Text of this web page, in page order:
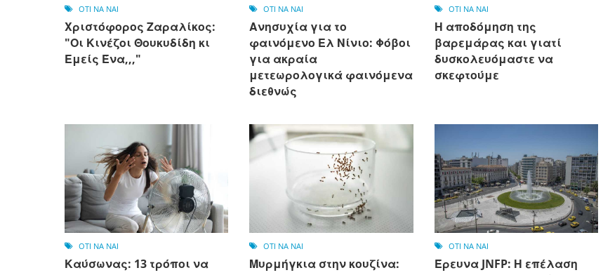
OTI NA NAI
Χριστόφορος Ζαραλίκος:
"Οι Κινέζοι Θουκυδίδη κι
Εμείς Ένα,,,"
OTI NA NAI
Ανησυχία για το
φαινόμενο Ελ Νίνιο: Φόβοι
για ακραία
μετεωρολογικά φαινόμενα
διεθνώς
OTI NA NAI
Η αποδόμηση της
βαρεμάρας και γιατί
δυσκολευόμαστε να
σκεφτούμε
OTI NA NAI
Καύσωνας: 13 τρόποι να
OTI NA NAI
Μυρμήγκια στην κουζίνα:
OTI NA NAI
Έρευνα JNFP: Η επέλαση